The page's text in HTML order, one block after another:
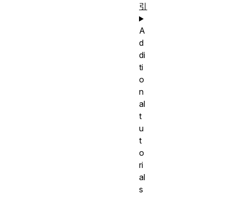
引
A
d
di
ti
o
n
al
t
u
t
o
ri
al
s